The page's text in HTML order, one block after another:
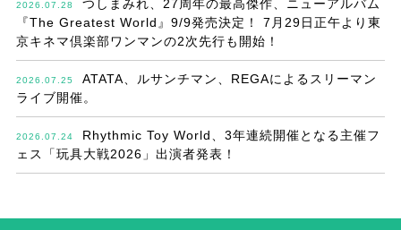
2026.07.28
つしまみれ、27周年の最高傑作、ニューアルバム
『The Greatest World』9/9発売決定！ 7月29日正午より東
京キネマ倶楽部ワンマンの2次先行も開始！
2026.07.25
ATATA、ルサンチマン、REGAによるスリーマン
ライブ開催。
2026.07.24
Rhythmic Toy World、3年連続開催となる主催フ
ェス「玩具大戦2026」出演者発表！